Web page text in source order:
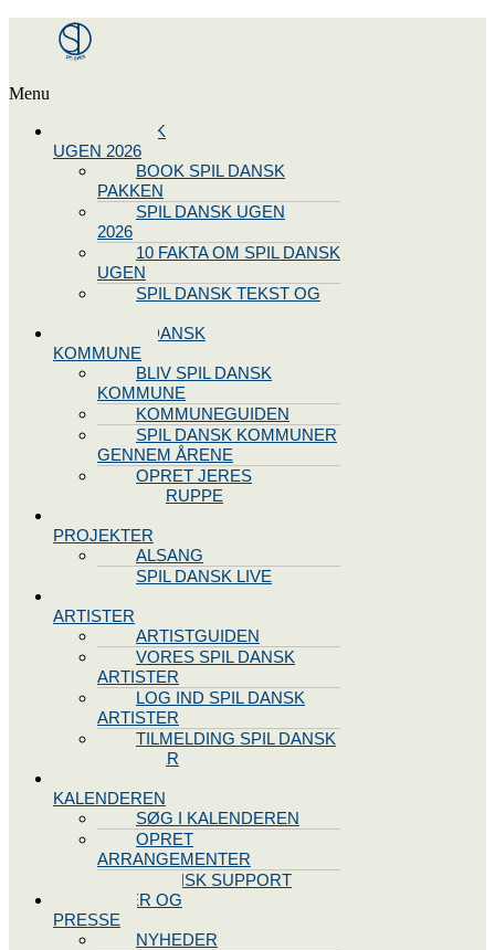
Menu
SPIL DANSK
UGEN 2026
BOOK SPIL DANSK
PAKKEN
SPIL DANSK UGEN
2026
10 FAKTA OM SPIL DANSK
UGEN
SPIL DANSK TEKST OG
BLIV SPIL DANSK
KOMMUNE
BLIV SPIL DANSK
KOMMUNE
KOMMUNEGUIDEN
SPIL DANSK KOMMUNER
GENNEM ÅRENE
OPRET JERES
STYREGRUPPE
PROJEKTER
ALSANG
SPIL DANSK LIVE
ARTISTER
ARTISTGUIDEN
VORES SPIL DANSK
ARTISTER
LOG IND SPIL DANSK
ARTISTER
TILMELDING SPIL DANSK
ARTISTER
KALENDEREN
SØG I KALENDEREN
OPRET
ARRANGEMENTER
TEKNISK SUPPORT
NYHEDER OG
PRESSE
NYHEDER